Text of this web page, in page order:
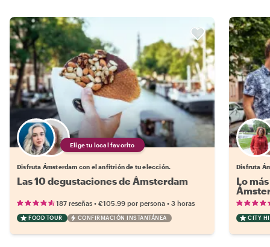
Elige tu local favorito
Disfruta Ámsterdam con el anfitrión de tu elección.
Las 10 degustaciones de Ámsterdam
187 reseñas • €105.99 por persona • 3 horas
FOOD TOUR CONFIRMACIÓN INSTANTÁNEA
Disfruta
Lo
CITY